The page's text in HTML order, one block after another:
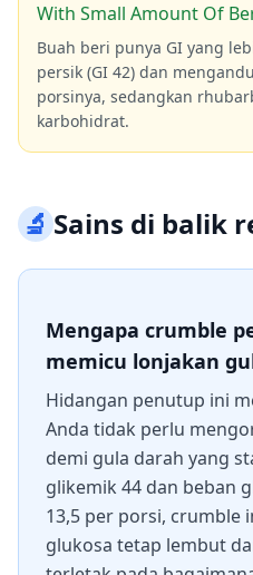
With Small Amount Of
Buah beri punya GI yang
persik (GI 42) dan
porsinya, sedangkan
karbohidrat.
🔬Sains di balik
Mengapa crumble
memicu lonjakan
Hidangan penutup ini
Anda tidak perlu
demi gula darah yang
glikemik 44 dan beban
13,5 per porsi, crumble
glukosa tetap lembut